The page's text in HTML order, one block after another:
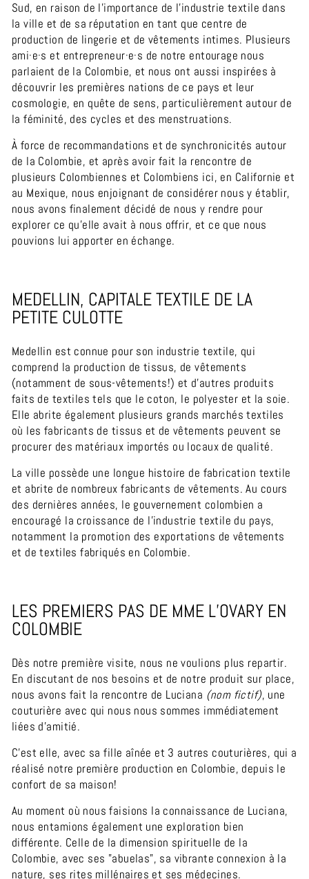
Sud, en raison de l'importance de l'industrie textile dans
la ville et de sa réputation en tant que centre de
production de lingerie et de vêtements intimes. Plusieurs
ami·e·s et entrepreneur·e·s de notre entourage nous
parlaient de la Colombie, et nous ont aussi inspirées à
découvrir les premières nations de ce pays et leur
cosmologie, en quête de sens, particulièrement autour de
la féminité, des cycles et des menstruations.
À force de recommandations et de synchronicités autour
de la Colombie, et après avoir fait la rencontre de
plusieurs Colombiennes et Colombiens ici, en Californie et
au Mexique, nous enjoignant de considérer nous y établir,
nous avons finalement décidé de nous y rendre pour
explorer ce qu’elle avait à nous offrir, et ce que nous
pouvions lui apporter en échange.
MEDELLIN, CAPITALE TEXTILE DE LA
PETITE CULOTTE
Medellin est connue pour son industrie textile, qui
comprend la production de tissus, de vêtements
(notamment de sous-vêtements!) et d'autres produits
faits de textiles tels que le coton, le polyester et la soie.
Elle abrite également plusieurs grands marchés textiles
où les fabricants de tissus et de vêtements peuvent se
procurer des matériaux importés ou locaux de qualité.
La ville possède une longue histoire de fabrication textile
et abrite de nombreux fabricants de vêtements. Au cours
des dernières années, le gouvernement colombien a
encouragé la croissance de l'industrie textile du pays,
notamment la promotion des exportations de vêtements
et de textiles fabriqués en Colombie.
LES PREMIERS PAS DE MME L’OVARY EN
COLOMBIE
Dès notre première visite, nous ne voulions plus repartir.
En discutant de nos besoins et de notre produit sur place,
nous avons fait la rencontre de Luciana (nom fictif), une
couturière avec qui nous nous sommes immédiatement
liées d’amitié.
C’est elle, avec sa fille aînée et 3 autres couturières, qui a
réalisé notre première production en Colombie, depuis le
confort de sa maison!
Au moment où nous faisions la connaissance de Luciana,
nous entamions également une exploration bien
différente. Celle de la dimension spirituelle de la
Colombie, avec ses "abuelas", sa vibrante connexion à la
nature, ses rites millénaires et ses médecines.